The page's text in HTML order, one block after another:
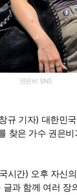
권은비 SNS
규 기자) 대한민
찾은 가수 권은비
시간) 오후 자신
글과 함께 여러 장